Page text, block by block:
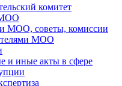
комитет
МОО
МОО, советы, комиссии
МОО
и иные акты в сфере